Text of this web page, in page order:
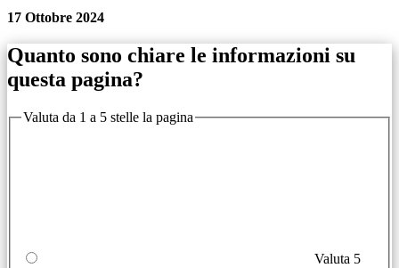
17 Ottobre 2024
Quanto sono chiare le informazioni su
questa pagina?
Valuta da 1 a 5 stelle la pagina
Valuta 5